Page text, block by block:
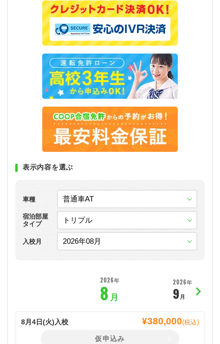
大型車+大型特殊
大型車+けん引
大型特殊+けん引
大型車+大型特殊+けん引
免許の行政処分と再取得について
取り消し処分を受けた方の再取得
初心運転者の処分と再試験
停止処分を受けた方の再取得
全国の運転免許センター・試験場一覧
表示内容を選ぶ
車種
宿泊部屋
タイプ
入校月
2026年
8 月
2026年
9月
8月4日(火)入校 ¥380,000(税込)
仮申込み